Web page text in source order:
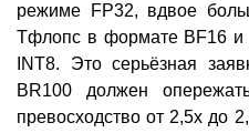
режиме FP32, вдвое
Тфлопс в формате BF16
INT8. Это серьёзная
BR100 должен
превосходство от 2,5х до